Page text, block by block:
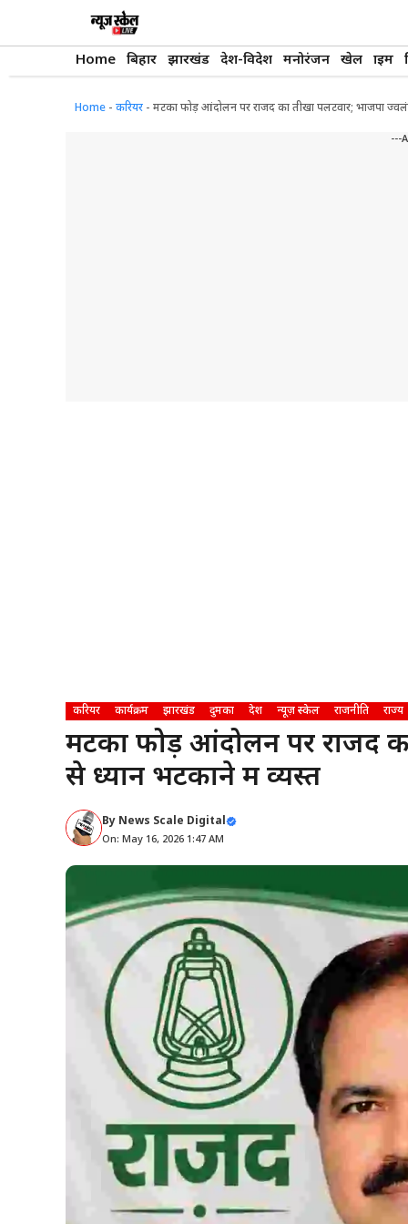
Home बिहार झारखंड देश-विदेश मनोरंजन खेल क्राइम
Home - करियर - मटका फोड़ आंदोलन पर राजद का तीखा पलटवार; भाजपा
---
करियर कार्यक्रम झारखंड दुमका देश न्यूज़ स्केल राजनीति राज्य
मटका फोड़ आंदोलन पर राजद
से ध्यान भटकाने में व्यस्त
By News Scale Digital
On: May 16, 2026 1:47 AM